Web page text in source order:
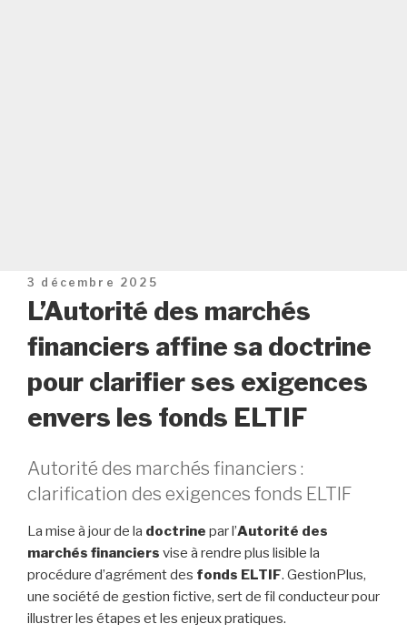
Publié
le
3 décembre 2025
L’Autorité des marchés
financiers affine sa doctrine
pour clarifier ses exigences
envers les fonds ELTIF
Autorité des marchés financiers :
clarification des exigences fonds ELTIF
La mise à jour de la doctrine par l’Autorité des
marchés financiers vise à rendre plus lisible la
procédure d’agrément des fonds ELTIF. GestionPlus,
une société de gestion fictive, sert de fil conducteur pour
illustrer les étapes et les enjeux pratiques.